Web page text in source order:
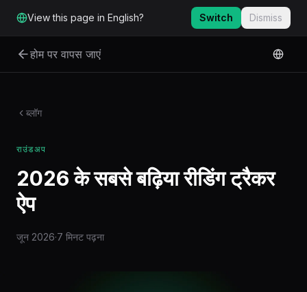
View this page in English? Switch Dismiss
होम पर वापस जाएं
ब्लॉग
राउंडअप
2026 के सबसे बढ़िया रीडिंग ट्रैकर
ऐप
जून 2026·7 मिनट पढ़ना